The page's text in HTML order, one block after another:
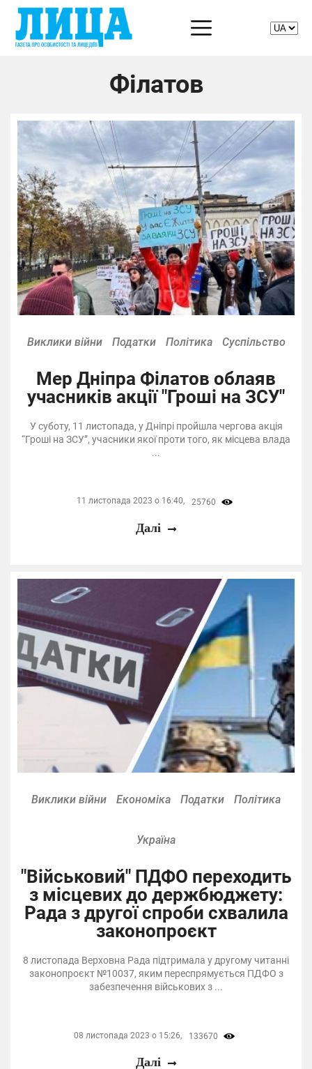
Філатов
Виклики війни Податки Політика Суспільство
Мер Дніпра Філатов облаяв
учасників акції "Гроші на ЗСУ"
У суботу, 11 листопада, у Дніпрі пройшла чергова акція
“Гроші на ЗСУ”, учасники якої проти того, як місцева влада
...
11 листопада 2023 о 16:40, 25760
Далі
Виклики війни Економіка Податки Політика
Україна
"Військовий" ПДФО переходить
з місцевих до держбюджету:
Рада з другої спроби схвалила
законопроєкт
8 листопада Верховна Рада підтримала у другому читанні
законопроєкт №10037, яким переспрямується ПДФО з
забезпечення військових з ...
08 листопада 2023 о 15:26, 133670
Далі